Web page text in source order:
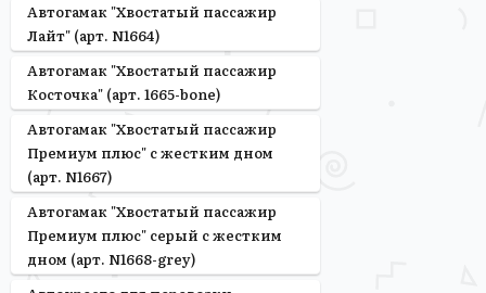
Автогамак "Хвостатый пассажир
Лайт" (арт. N1664)
Автогамак "Хвостатый пассажир
Косточка" (арт. 1665-bone)
Автогамак "Хвостатый пассажир
Премиум плюс" с жестким дном
(арт. N1667)
Автогамак "Хвостатый пассажир
Премиум плюс" серый с жестким
дном (арт. N1668-grey)